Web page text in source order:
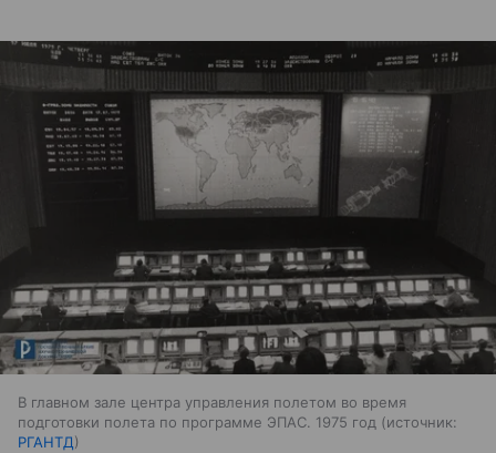
В главном зале центра управления полетом во время
подготовки полета по программе ЭПАС. 1975 год
источник:
РГАНТД